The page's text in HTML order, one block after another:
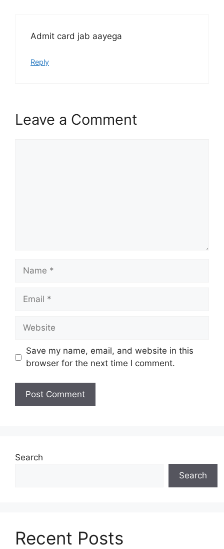
Admit card jab aayega
Reply
Leave a Comment
Name
Email
Website
Save my name, email, and website in this
browser for the next time I comment.
Search
Search
Recent Posts